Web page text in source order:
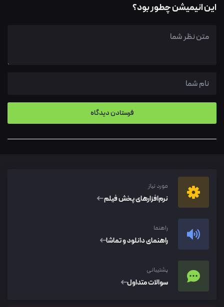
این انیمیشن چطور بود؟
مورد نیاز
نرم‌افزار‌های پخش فیلم
راهنما
راهنمای دانلود و تماشا
پشتیبانی
سوالات متداول